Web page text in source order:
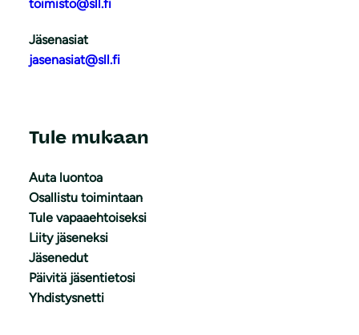
toimisto@sll.fi
Jäsenasiat
jasenasiat@sll.fi
Tule mukaan
Auta luontoa
Osallistu toimintaan
Tule vapaaehtoiseksi
Liity jäseneksi
Jäsenedut
Päivitä jäsentietosi
Yhdistysnetti